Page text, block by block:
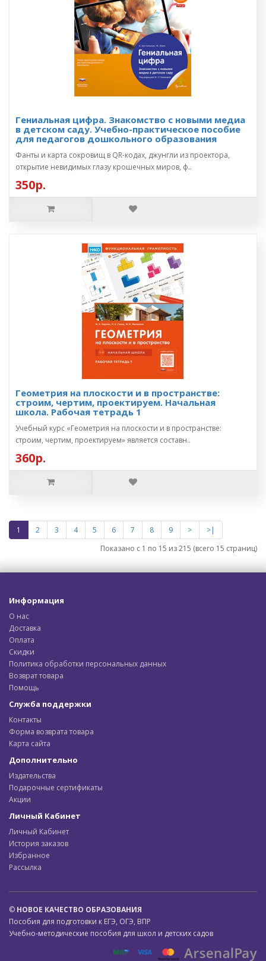
Гениальная цифра. Знакомство с новыми медиа
в детском саду. Учебно-практическое пособие
для педагогов дошкольного образования
Фанты и карта сокровищ в QR-кодах, джунгли из проектора,
открытие невидимых глазу крошечных миров, ф..
350р.
Геометрия на плоскости и в пространстве:
строим, чертим, проектируем. Начальная
школа. Рабочая тетрадь 1
Учебный курс «Геометрия на плоскости и в пространстве:
строим, чертим, проектируем» является составн..
360р.
1 2 3 4 5 6 7 8 9 >
>|
Показано с 1 по 15 из 215 (всего 15 страниц)
Информация
О нас
Доставка
Оплата
Скидки
Политика обработки персональных данных
Возврат товара
Помощь
Служба поддержки
Контакты
Форма возврата товара
Карта сайта
Дополнительно
Издательства
Подарочные сертификаты
Акции
Личный Кабинет
Личный Кабинет
История заказов
Избранное
Рассылка
© НОВОЕ КАЧЕСТВО ОБРАЗОВАНИЯ
Пособия для подготовки к ЕГЭ, ОГЭ, ВПР
Учебно-методические пособия для школ и детских садов